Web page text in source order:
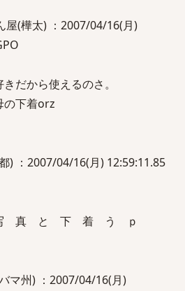
屋(樺太) ：2007/04/16(月)
だから使えるのさ。
の下着orz
) ：2007/04/16(月) 12:59:11.85
真 と 下 着 う ｐ
マ州) ：2007/04/16(月)